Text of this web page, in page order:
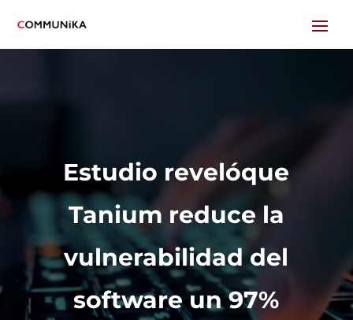
Estudio revelóque
Tanium reduce la
vulnerabilidad del
software un 97%